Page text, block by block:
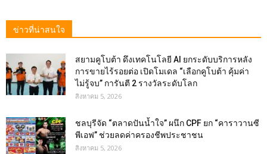
ข่าวที่น่าสนใจ
สยามคูโบต้า ดึงเทคโนโลยี AI ยกระดับบริการหลัง
การขายไร้รอยต่อ เปิดโมเดล “เลือกคูโบต้า คุ้มค่า
ไม่รู้จบ” การันตี 2 รางวัลระดับโลก
สิงหาคม 5, 2026
ชลบุรีจัด “ตลาดปันน้ำใจ” ผนึก CPF ยก “คาราวานซี
พีเอฟ” ช่วยลดค่าครองชีพประชาชน
สิงหาคม 5, 2026